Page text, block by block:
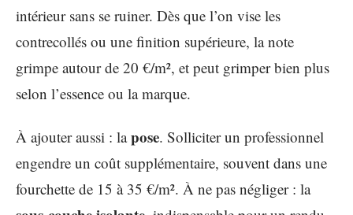
intérieur sans se ruiner. Dès que l’on vise les
contrecollés ou une finition supérieure, la note
grimpe autour de 20 €/m², et peut grimper bien plus
selon l’essence ou la marque.
À ajouter aussi : lapose. Solliciter un professionnel
engendre un coût supplémentaire, souvent dans une
fourchette de 15 à 35 €/m². À ne pas négliger : la